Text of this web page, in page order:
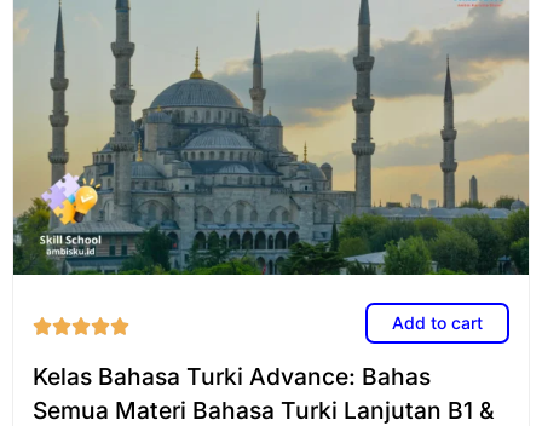
 Add to cart
Kelas Bahasa Turki Advance: Bahas
Semua Materi Bahasa Turki Lanjutan B1 &